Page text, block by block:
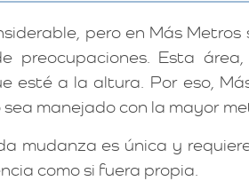
pero en Más
Esta
esté a la altura. Por eso,
manejado con la mayor
mudanza es única y
como si fuera propia.